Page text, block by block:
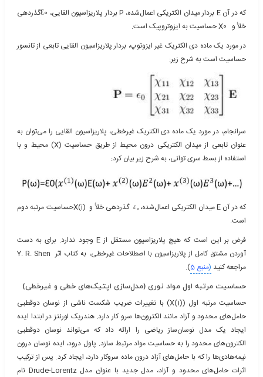
که در آن E بردار میدان الکتریکی اعمال‌شده، P بردار پلاریزاسیون القایی، Ɛ0گذردهی
خلأ و X0 حساسیت به ایزوتروپیک است.
در مورد یک ماده دی الکتریک غیر ایزوتوپ، بردار پلاریزاسیون القایی تابعی از تانسور
حساسیت است به شرح زیر:
سرانجام، در مورد یک ماده دی الکتریک غیرخطی، پلاریزاسیون القایی را می‌توان به
عنوان تابعی از میدان الکتریکی درون محیط از طریق حساسیت (X) محیط و با
استفاده از بسط سری توانی، به شرح زیر بیان کرد:
که در آن E میدان الکتریکی اعمال‌شده، ε0
گذردهی خلأ و X(i)حساسیت مرتبه دوم
است.
فرض بر این است که هیچ پلاریزاسیون مستقل از E وجود ندارد. برای به دست
آوردن مشتق کامل از پلاریزاسیون با اصطلاحات غیرخطی، به کتاب اثر Y. R. Shen
مراجعه کنید (منبع 5 ).
حساسیت مرتبه اول مواد نوری (مدل‌سازی اپتیک‌های خطی و غیرخطی)
حساسیت مرتبه اول (X(1)) با تغییرات ضریب شکست ناشی از نوسان دوقطبی
حامل‌های محدود و آزاد مانند الکترون‌ها سرو کار دارد. هندریک لورنتز در ابتدا ایده
ایجاد یک مدل نوسان‌ساز ریاضی را ارائه داد که می‌تواند نوسان دوقطبی
الکترون‌های محدود را به حساسیت مواد مرتبط سازد. پاول درود، ایده نوسان درون
نیمه‌هادی‌ها را که با حامل‌های آزاد درون ماده سروکار دارد، ایجاد کرد. پس از ترکیب
اثرات حامل‌های محدود و آزاد، مدل جدید با عنوان مدل Drude-Lorentz نام